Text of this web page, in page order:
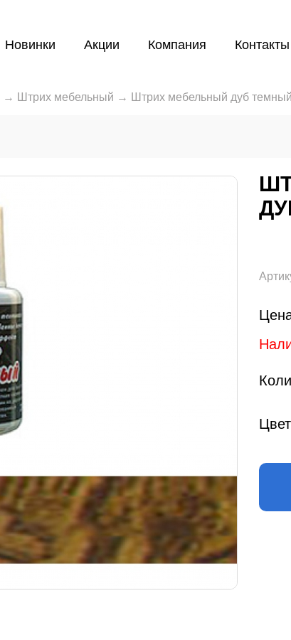
Новинки Акции Компания Контакты
→ Штрих мебельный → Штрих мебельный дуб темный